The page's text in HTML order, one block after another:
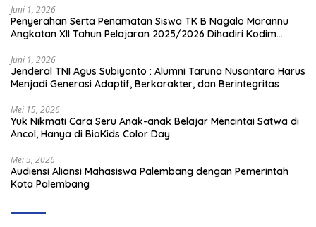
Juni 1, 2026
Penyerahan Serta Penamatan Siswa TK B Nagalo Marannu
Angkatan XII Tahun Pelajaran 2025/2026 Dihadiri Kodim
Juni 1, 2026
Jenderal TNI Agus Subiyanto : Alumni Taruna Nusantara Harus
Menjadi Generasi Adaptif, Berkarakter, dan Berintegritas
Mei 15, 2026
Yuk Nikmati Cara Seru Anak-anak Belajar Mencintai Satwa di
Ancol, Hanya di BioKids Color Day
Mei 5, 2026
Audiensi Aliansi Mahasiswa Palembang dengan Pemerintah
Kota Palembang